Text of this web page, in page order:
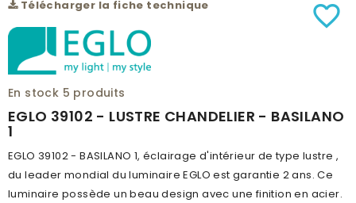
PUISSANCE (W)
12X40W
HAUTEUR (MM)
CLASSE DE PROTECTION
BRANCHEMENT
NON
POIDS (KG)
13.713
Télécharger la fiche technique
En stock 5 produits
EGLO 39102 - LUSTRE CHANDELIER - BASILANO
1
EGLO 39102 - BASILANO 1, éclairage d'intérieur de type lustre ,
du leader mondial du luminaire EGLO est garantie 2 ans. Ce
luminaire possède un beau design avec une finition en acier.
favorite_border